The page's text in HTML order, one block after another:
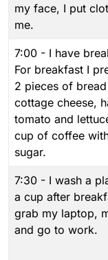
my face, I put
me.
7:00 - I have
For breakfast I
2 pieces of
cottage cheese,
tomato and
cup of coffee
sugar.
7:30 - I wash a
a cup after
grab my laptop,
and go to work.